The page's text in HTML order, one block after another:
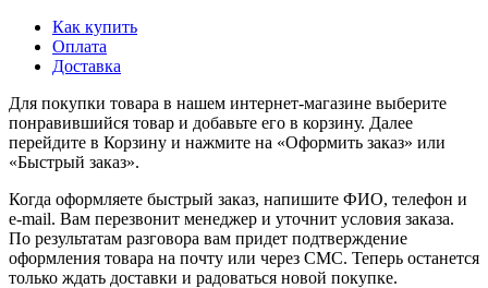
Как купить
Оплата
Доставка
Для покупки товара в нашем интернет-магазине выберите
понравившийся товар и добавьте его в корзину. Далее
перейдите в Корзину и нажмите на «Оформить заказ» или
«Быстрый заказ».
Когда оформляете быстрый заказ, напишите ФИО, телефон и
e-mail. Вам перезвонит менеджер и уточнит условия заказа.
По результатам разговора вам придет подтверждение
оформления товара на почту или через СМС. Теперь останется
только ждать доставки и радоваться новой покупке.